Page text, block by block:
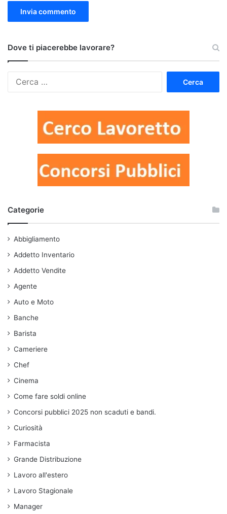
Dove ti piacerebbe lavorare?
Categorie
Abbigliamento
Addetto Inventario
Addetto Vendite
Agente
Auto e Moto
Banche
Barista
Cameriere
Chef
Cinema
Come fare soldi online
Concorsi pubblici 2025 non scaduti e bandi.
Curiosità
Farmacista
Grande Distribuzione
Lavoro all'estero
Lavoro Stagionale
Manager